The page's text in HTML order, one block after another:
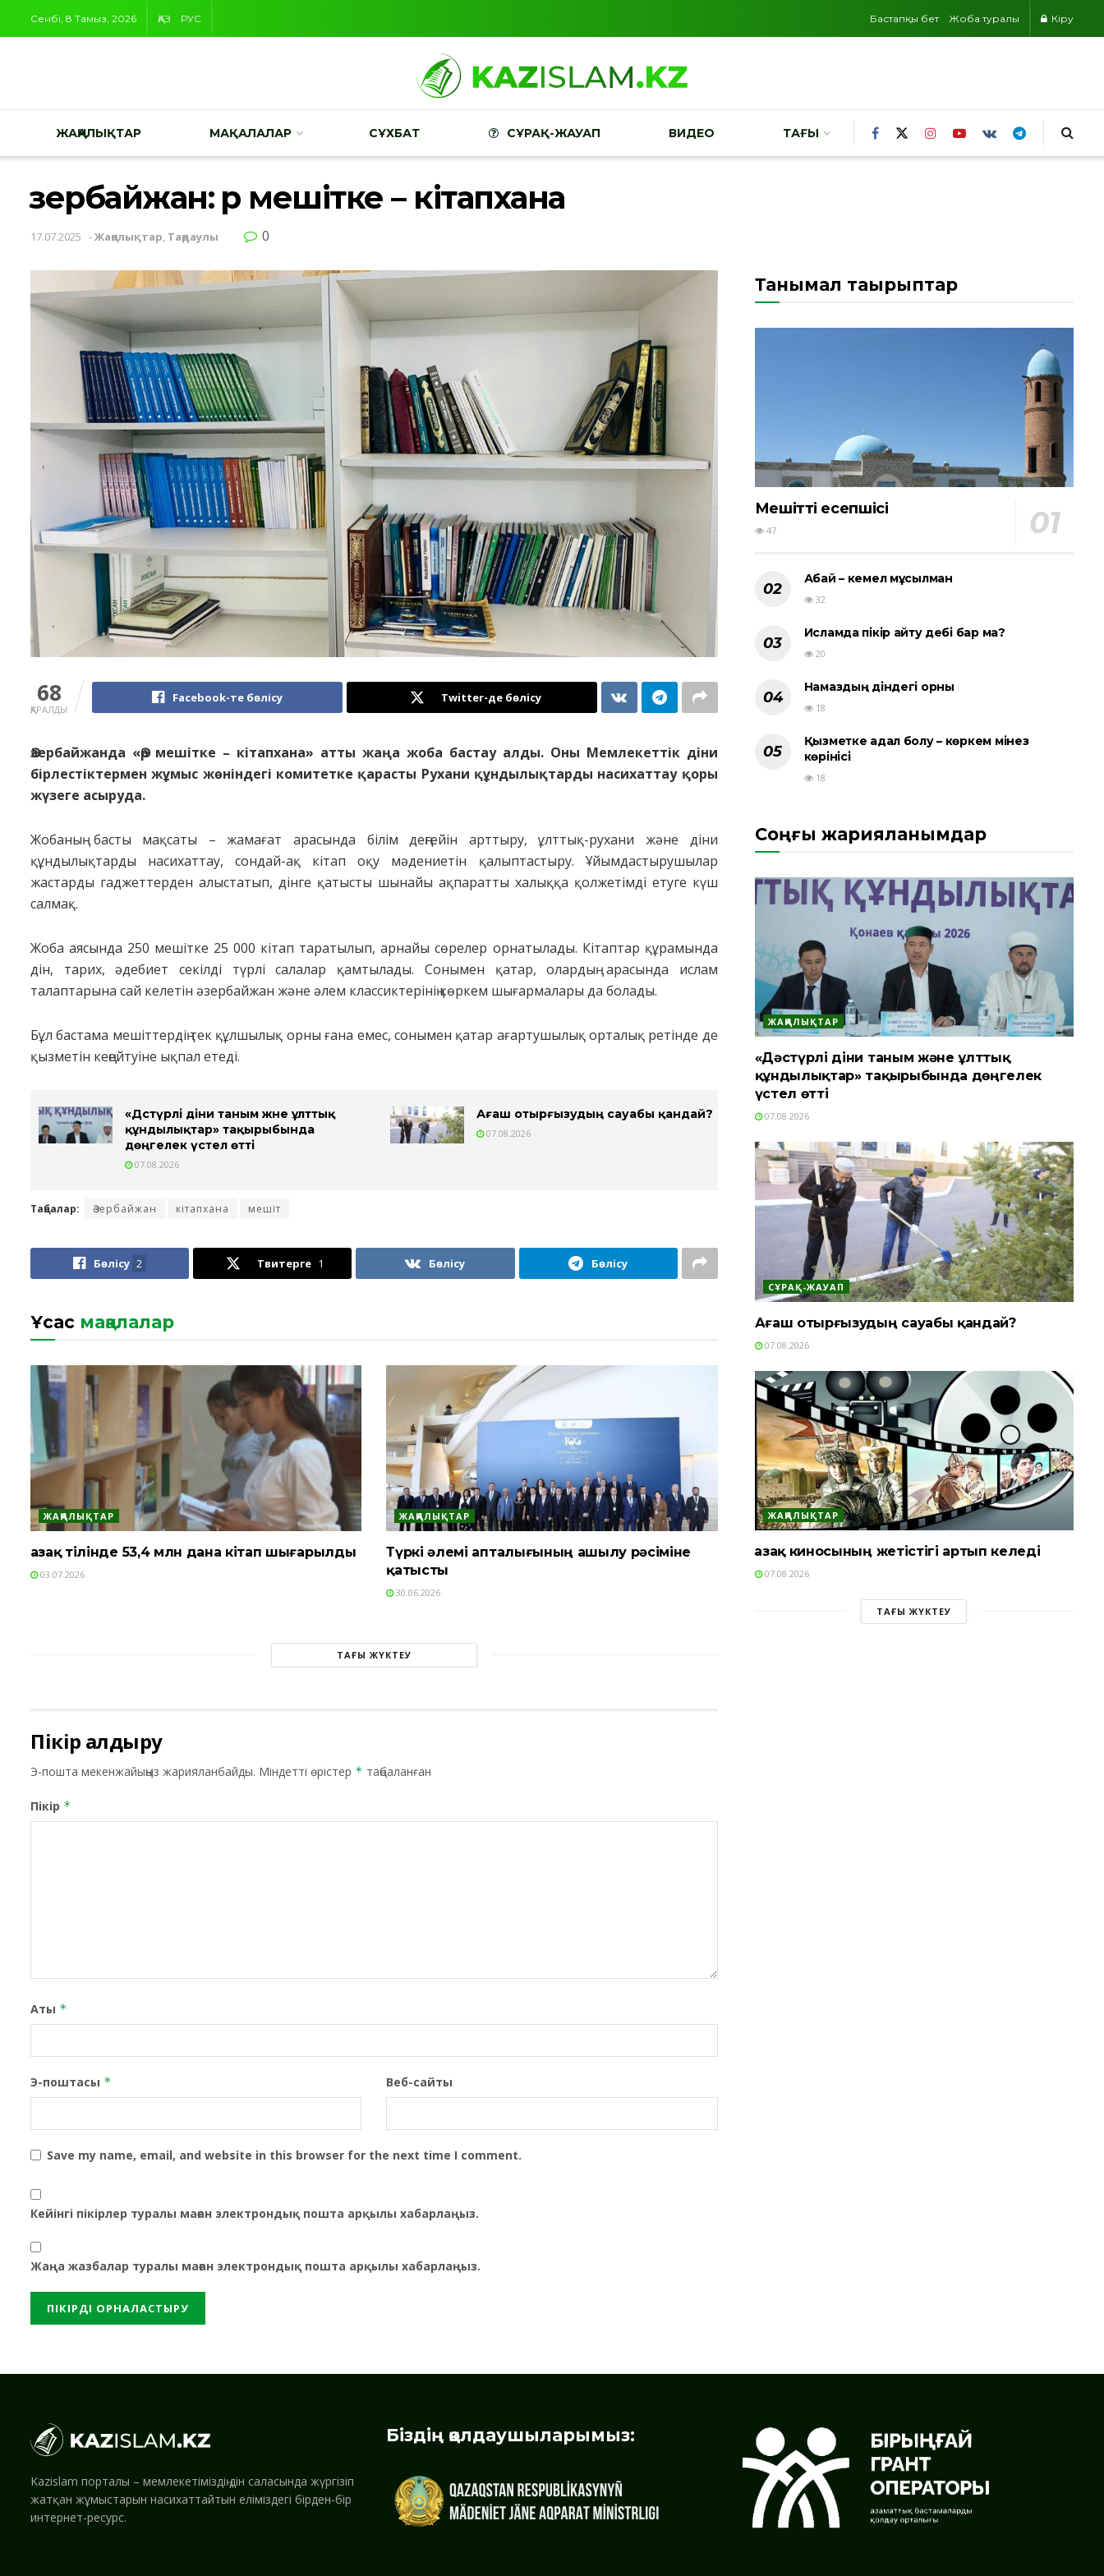
Сенбі, 8 Тамыз, 2026 ҚАЗ РУС Бастапқы бет Жоба туралы Кіру
ЖАҢАЛЫҚТАР МАҚАЛАЛАР СҰХБАТ СҰРАҚ-ЖАУАП ВИДЕО ТАҒЫ
Әзербайжан: Әр мешітке – кітапхана
17.07.2025 -Жаңалықтар, Таңдаулы 0
68
ҚАРАЛДЫ
Facebook-те бөлісу Twitter-де бөлісу
Әзербайжанда «Әр мешітке – кітапхана» атты жаңа жоба бастау алды. Оны Мемлекеттік діни
бірлестіктермен жұмыс жөніндегі комитетке қарасты Рухани құндылықтарды насихаттау қоры
жүзеге асыруда.
Жобаның басты мақсаты – жамағат арасында білім деңгейін арттыру, ұлттық-рухани және діни
құндылықтарды насихаттау, сондай-ақ кітап оқу мәдениетін қалыптастыру. Ұйымдастырушылар
жастарды гаджеттерден алыстатып, дінге қатысты шынайы ақпаратты халыққа қолжетімді етуге күш
салмақ.
Жоба аясында 250 мешітке 25 000 кітап таратылып, арнайы сөрелер орнатылады. Кітаптар құрамында
дін, тарих, әдебиет секілді түрлі салалар қамтылады. Сонымен қатар, олардың арасында ислам
талаптарына сай келетін әзербайжан және әлем классиктерінің көркем шығармалары да болады.
Бұл бастама мешіттердің тек құлшылық орны ғана емес, сонымен қатар ағартушылық орталық ретінде де
қызметін кеңейтуіне ықпал етеді.
«Дәстүрлі діни таным және ұлттық
құндылықтар» тақырыбында
дөңгелек үстел өтті
07.08.2026
Ағаш отырғызудың сауабы қандай?
07.08.2026
Таңбалар: Әзербайжан кітапхана мешіт
Бөлісу 2 Твитерге 1 Бөлісу Бөлісу
Ұқсас мақалалар
ЖАҢАЛЫҚТАР
Қазақ тілінде 53,4 млн дана кітап шығарылды
03.07.2026
ЖАҢАЛЫҚТАР
Түркі әлемі апталығының ашылу рәсіміне
қатысты
30.06.2026
ТАҒЫ ЖҮКТЕУ
Пікір қалдыру
Э-пошта мекенжайыңыз жарияланбайды. Міндетті өрістер * таңбаланған
Пікір *
Аты *
Э-поштасы * Веб-сайты
Save my name, email, and website in this browser for the next time I comment.
Кейінгі пікірлер туралы маған электрондық пошта арқылы хабарлаңыз.
Жаңа жазбалар туралы маған электрондық пошта арқылы хабарлаңыз.
Танымал тақырыптар
Мешіттің есепшісі
47
Абай – кемел мұсылман
32
Исламда пікір айту әдебі бар ма?
20
Намаздың діндегі орны
18
Қызметке адал болу – көркем мінез
көрінісі
18
Соңғы жарияланымдар
ЖАҢАЛЫҚТАР
«Дәстүрлі діни таным және ұлттық
құндылықтар» тақырыбында дөңгелек
үстел өтті
07.08.2026
СҰРАҚ-ЖАУАП
Ағаш отырғызудың сауабы қандай?
07.08.2026
ЖАҢАЛЫҚТАР
Қазақ киносының жетістігі артып келеді
07.08.2026
ТАҒЫ ЖҮКТЕУ
Kazislam порталы – мемлекетіміздің дін саласында жүргізіп
жатқан жұмыстарын насихаттайтын еліміздегі бірден-бір
интернет-ресурс.
Біздің қолдаушыларымыз: